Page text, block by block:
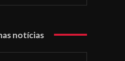
notícias